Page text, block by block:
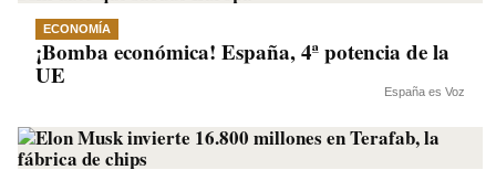
ECONOMÍA
¡Bomba económica! España, 4ª potencia de la
UE
España es Voz